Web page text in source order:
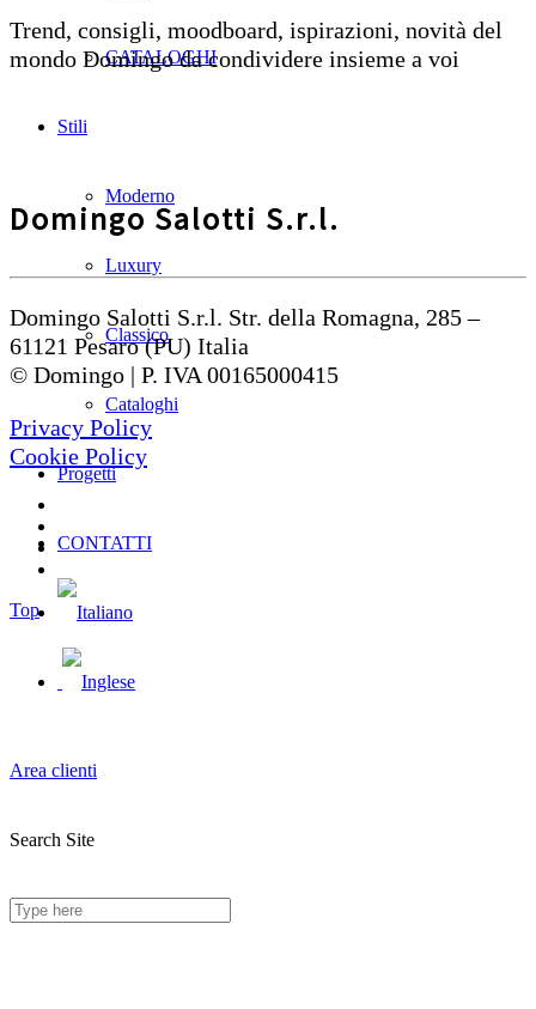
CATALOGHI
Stili
Moderno
Luxury
Classico
Cataloghi
Progetti
CONTATTI
Area clienti
Search Site
Trend, consigli, moodboard, ispirazioni, novità del
mondo Domingo da condividere insieme a voi
Domingo Salotti S.r.l.
Domingo Salotti S.r.l. Str. della Romagna, 285 –
61121 Pesaro (PU) Italia
© Domingo | P. IVA 00165000415
Privacy Policy
Cookie Policy
Top